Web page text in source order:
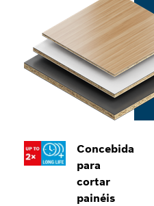
Concebida
para
cortar
painéis